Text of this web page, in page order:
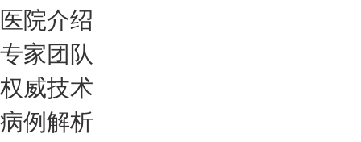
医院介绍
专家团队
权威技术
病例解析